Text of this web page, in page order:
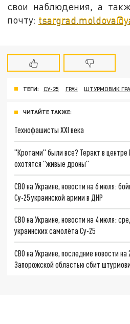
свои наблюдения, а
почту:
ТЕГИ: СУ-25 ГРАЧ ШТУРМОВИК
ЧИТАЙТЕ ТАКЖЕ:
Технофашисты XXI века
"Кротами" были все? Теракт в центре
охотятся "живые дроны"
СВО на Украине, новости на 6 июля:
Су-25 украинской армии в ДНР
СВО на Украине, новости на 4 июля:
украинских самолёта Су-25
СВО на Украине, последние новости на
Запорожской областью сбит